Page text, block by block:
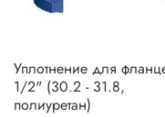
Уплотнение для
1/2" (30.2 - 31.8,
полиуретан)